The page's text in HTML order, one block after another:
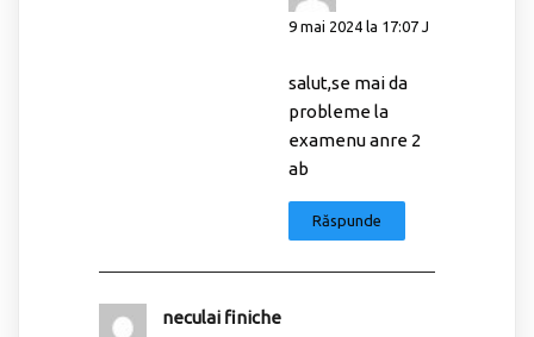
9 mai 2024 la 17:07 J
salut,se mai da
probleme la
examenu anre 2
ab
Răspunde
neculai finiche